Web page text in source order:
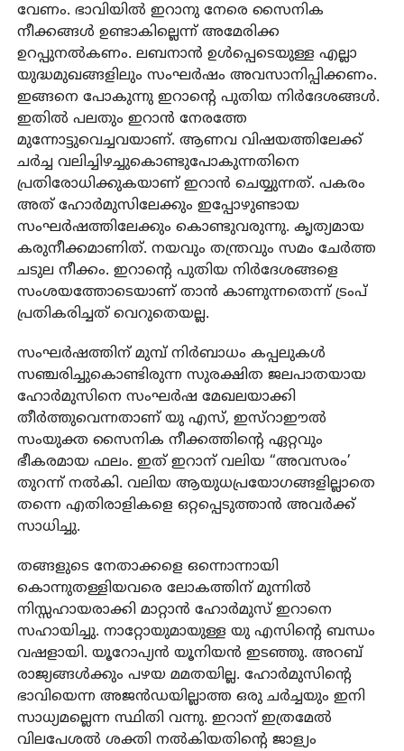
വേണം. ഭാവിയില്‍ ഇറാനു നേരെ സൈനിക
നീക്കങ്ങള്‍ ഉണ്ടാകില്ലെന്ന് അമേരിക്ക
ഉറപ്പുനല്‍കണം. ലബനാന്‍ ഉള്‍പ്പെടെയുള്ള എല്ലാ
യുദ്ധമുഖങ്ങളിലും സംഘര്‍ഷം അവസാനിപ്പിക്കണം.
ഇങ്ങനെ പോകുന്നു ഇറാന്റെ പുതിയ നിര്‍ദേശങ്ങള്‍.
ഇതില്‍ പലതും ഇറാന്‍ നേരത്തേ
മുന്നോട്ടുവെച്ചവയാണ്. ആണവ വിഷയത്തിലേക്ക്
ചര്‍ച്ച വലിച്ചിഴച്ചുകൊണ്ടുപോകുന്നതിനെ
പ്രതിരോധിക്കുകയാണ് ഇറാന്‍ ചെയ്യുന്നത്. പകരം
അത് ഹോര്‍മുസിലേക്കും ഇപ്പോഴുണ്ടായ
സംഘര്‍ഷത്തിലേക്കും കൊണ്ടുവരുന്നു. കൃത്യമായ
കരുനീക്കമാണിത്. നയവും തന്ത്രവും സമം ചേര്‍ത്ത
ചടുല നീക്കം. ഇറാന്റെ പുതിയ നിര്‍ദേശങ്ങളെ
സംശയത്തോടെയാണ് താന്‍ കാണുന്നതെന്ന് ട്രംപ്
പ്രതികരിച്ചത് വെറുതെയല്ല.
സംഘര്‍ഷത്തിന് മുമ്പ് നിര്‍ബാധം കപ്പലുകള്‍
സഞ്ചരിച്ചുകൊണ്ടിരുന്ന സുരക്ഷിത ജലപാതയായ
ഹോര്‍മുസിനെ സംഘര്‍ഷ മേഖലയാക്കി
തീര്‍ത്തുവെന്നതാണ് യു എസ്, ഇസ്‌റാഈല്‍
സംയുക്ത സൈനിക നീക്കത്തിന്റെ ഏറ്റവും
ഭീകരമായ ഫലം. ഇത് ഇറാന് വലിയ “അവസരം’
തുറന്ന് നല്‍കി. വലിയ ആയുധപ്രയോഗങ്ങളില്ലാതെ
തന്നെ എതിരാളികളെ ഒറ്റപ്പെടുത്താന്‍ അവര്‍ക്ക്
സാധിച്ചു.
തങ്ങളുടെ നേതാക്കളെ ഒന്നൊന്നായി
കൊന്നുതള്ളിയവരെ ലോകത്തിന് മുന്നില്‍
നിസ്സഹായരാക്കി മാറ്റാന്‍ ഹോര്‍മുസ് ഇറാനെ
സഹായിച്ചു. നാറ്റോയുമായുള്ള യു എസിന്റെ ബന്ധം
വഷളായി. യൂറോപ്യന്‍ യൂനിയന്‍ ഇടഞ്ഞു. അറബ്
രാജ്യങ്ങള്‍ക്കും പഴയ മമതയില്ല. ഹോര്‍മുസിന്റെ
ഭാവിയെന്ന അജന്‍ഡയില്ലാത്ത ഒരു ചര്‍ച്ചയും ഇനി
സാധ്യമല്ലെന്ന സ്ഥിതി വന്നു. ഇറാന് ഇത്രമേല്‍
വിലപേശല്‍ ശക്തി നല്‍കിയതിന്റെ ജാള്യം